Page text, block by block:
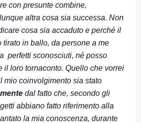
con presunte combine,
altra cosa sia successa. Non
cosa sia accaduto e perché il
tirato in ballo, da persone a me
perfetti sconosciuti, né posso
il loro tornaconto. Quello che vorrei
mio coinvolgimento sia stato
dal fatto che, secondo gli
abbiano fatto riferimento alla
la mia conoscenza, durante